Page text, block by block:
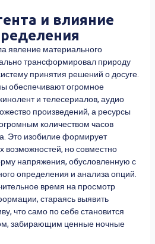
и влияние
явление материального
трансформировал природу
принятия решений о досуге.
обеспечивают огромное
и телесериалов, аудио
произведений, а ресурсы
количеством часов
Это изобилие формирует
но совместно
напряжения, обусловленную с
определения и анализа опций.
время на просмотр
стараясь выявить
что само по себе становится
забирающим ценные ночные